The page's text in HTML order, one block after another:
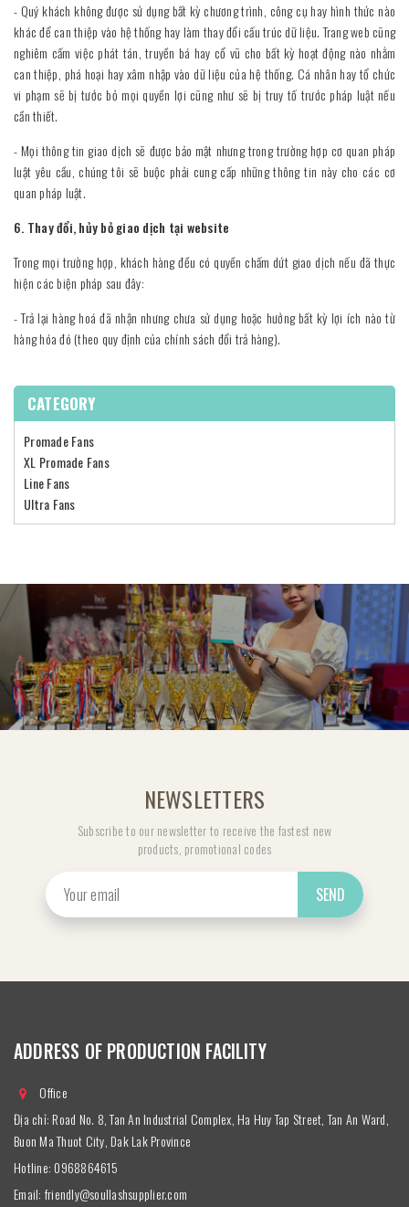
- Quý khách không được sử dụng bất kỳ chương trình, công cụ hay hình thức nào
khác để can thiệp vào hệ thống hay làm thay đổi cấu trúc dữ liệu. Trang web cũng
nghiêm cấm việc phát tán, truyền bá hay cổ vũ cho bất kỳ hoạt động nào nhằm
can thiệp, phá hoại hay xâm nhập vào dữ liệu của hệ thống. Cá nhân hay tổ chức
vi phạm sẽ bị tước bỏ mọi quyền lợi cũng như sẽ bị truy tố trước pháp luật nếu
cần thiết.
- Mọi thông tin giao dịch sẽ được bảo mật nhưng trong trường hợp cơ quan pháp
luật yêu cầu, chúng tôi sẽ buộc phải cung cấp những thông tin này cho các cơ
quan pháp luật.
6. Thay đổi, hủy bỏ giao dịch tại website
Trong mọi trường hợp, khách hàng đều có quyền chấm dứt giao dịch nếu đã thực
hiện các biện pháp sau đây:
- Trả lại hàng hoá đã nhận nhưng chưa sử dụng hoặc hưởng bất kỳ lợi ích nào từ
hàng hóa đó (theo quy định của chính sách đổi trả hàng).
CATEGORY
Promade Fans
XL Promade Fans
Line Fans
Ultra Fans
NEWSLETTERS
Subscribe to our newsletter to receive the fastest new
products, promotional codes
SEND
ADDRESS OF PRODUCTION FACILITY
Office
Địa chỉ: Road No. 8, Tan An Industrial Complex, Ha Huy Tap Street, Tan An Ward,
Buon Ma Thuot City, Dak Lak Province
Hotline: 0968864615
Email: friendly@soullashsupplier.com